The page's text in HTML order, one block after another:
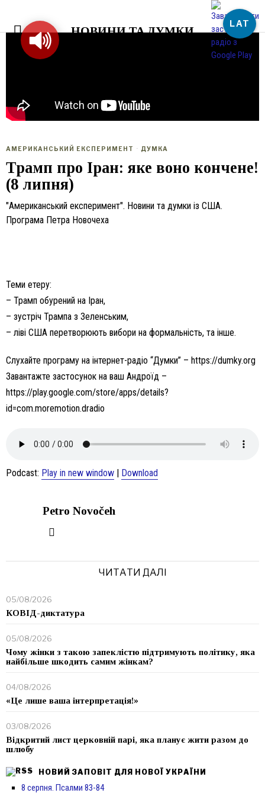
НОВИНИ ТА ДУМКИ
АМЕРИКАНСЬКИЙ ЕКСПЕРИМЕНТ · ДУМКА
Трамп про Іран: яке воно кончене!
(8 липня)
"Американський експеримент". Новини та думки із США.
Програма Петра Новочеха
Теми етеру:
– Трамп обурений на Іран,
– зустріч Трампа з Зеленським,
– ліві США перетворюють вибори на формальність, та інше.
Слухайте програму на інтернет-радіо “Думки” – https://dumky.org
Завантажте застосунок на ваш Андроїд –
https://play.google.com/store/apps/details?
id=com.moremotion.dradio
Podcast: Play in new window | Download
Petro Novočeh
ЧИТАТИ ДАЛІ
05/08/2026
КОВІД-диктатура
05/08/2026
Чому жінки з такою запеклістю підтримують політику, яка
найбільше шкодить самим жінкам?
04/08/2026
«Це лише ваша інтерпретація!»
03/08/2026
Відкритий лист церковній парі, яка планує жити разом до
шлюбу
НОВИЙ ЗАПОВІТ ДЛЯ НОВОЇ УКРАЇНИ
8 серпня. Псалми 83-84
LAT